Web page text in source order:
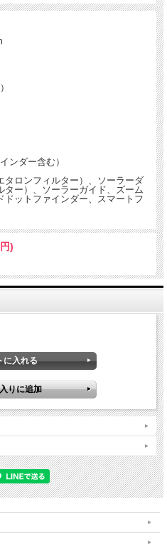
ンダー含む）
タロンフィルター）、ソーラーダ
ター）、ソーラーガイド、ズーム
ドットファインダー、スマートフ
)